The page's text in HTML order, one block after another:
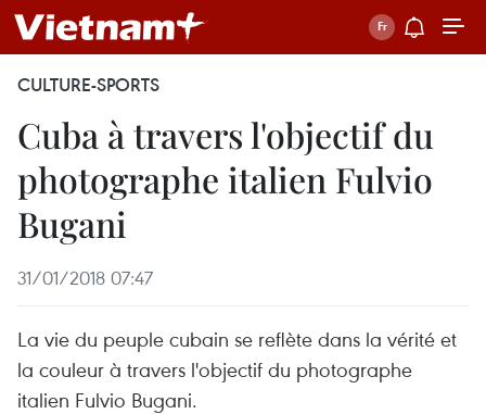
CULTURE-SPORTS
Cuba à travers l'objectif du
photographe italien Fulvio
Bugani
31/01/2018 07:47
La vie du peuple cubain se reflète dans la vérité et
la couleur à travers l'objectif du photographe
italien Fulvio Bugani.